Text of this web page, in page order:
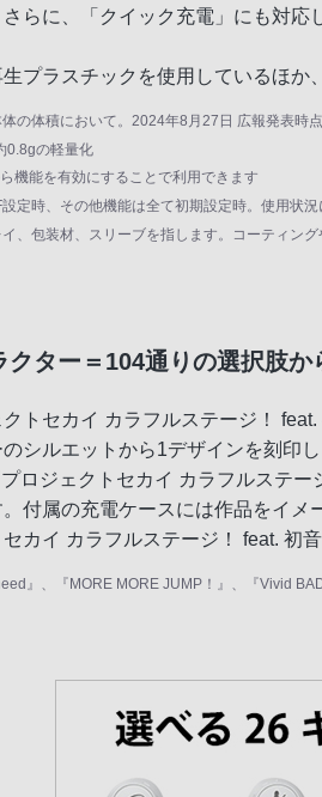
らに、「クイック充電」にも対応
プラスチックを使用しているほ
の体積において。2024年8月27日 広報発表時点
0.8gの軽量化
機能を有効にすることで利用できます
定時、その他機能は全て初期設定時。使用状
、包装材、スリーブを指します。コーティン
ター＝104通りの選択肢
トセカイ カラフルステージ！
シルエットから1デザインを刻印
ロジェクトセカイ カラフルステ
付属の充電ケースには作品をイメ
カイ カラフルステージ！ feat. 初
』、『MORE MORE JUMP！』、『Vivid